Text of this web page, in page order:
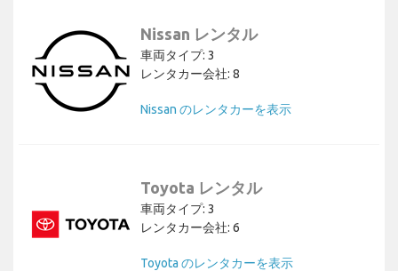
Nissan レンタル
車両タイプ: 3
レンタカー会社: 8
Nissan のレンタカーを表示
Toyota レンタル
車両タイプ: 3
レンタカー会社: 6
Toyota のレンタカーを表示